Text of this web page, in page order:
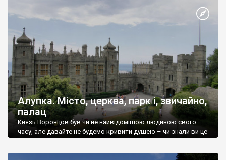
Алупка. Місто, церква, парк і, звичайно,
палац
Князь Воронцов був чи не найвідомішою людиною свого
часу, але давайте не будемо кривити душею – чи знали ви це